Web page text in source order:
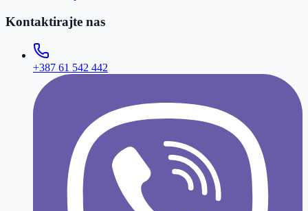
Kontaktirajte nas
+387 61 542 442